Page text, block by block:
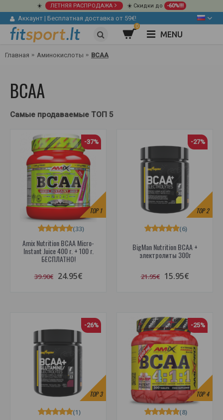
☀️ ЛЕТНЯЯ РАСПРОДАЖА ☀️ Скидки до -60%!!!
Аккаунт | Бесплатная доставка от 59€!
0
MENU
Главная Аминокислоты BCAA
BCAA
Самые продаваемые ТОП 5
TOP1
-37%
Amix Nutrition BCAA Micro-
Instant Juice 400 г. + 100 г.
БЕСПЛАТНО!
(33)
39.90€ 24.95€
TOP2
-27%
BigMan Nutrition BCAA +
электролиты 300г
(6)
21.95€ 15.95€
TOP3
-26%
(1)
TOP4
-25%
(8)